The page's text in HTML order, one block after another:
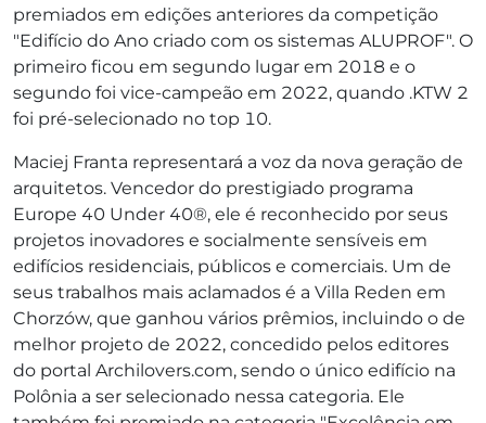
premiados em edições anteriores da competição
"Edifício do Ano criado com os sistemas ALUPROF". O
primeiro ficou em segundo lugar em 2018 e o
segundo foi vice-campeão em 2022, quando .KTW 2
foi pré-selecionado no top 10.
Maciej Franta representará a voz da nova geração de
arquitetos. Vencedor do prestigiado programa
Europe 40 Under 40®, ele é reconhecido por seus
projetos inovadores e socialmente sensíveis em
edifícios residenciais, públicos e comerciais. Um de
seus trabalhos mais aclamados é a Villa Reden em
Chorzów, que ganhou vários prêmios, incluindo o de
melhor projeto de 2022, concedido pelos editores
do portal Archilovers.com, sendo o único edifício na
Polônia a ser selecionado nessa categoria. Ele